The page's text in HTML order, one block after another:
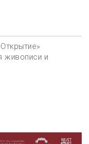
живописи и